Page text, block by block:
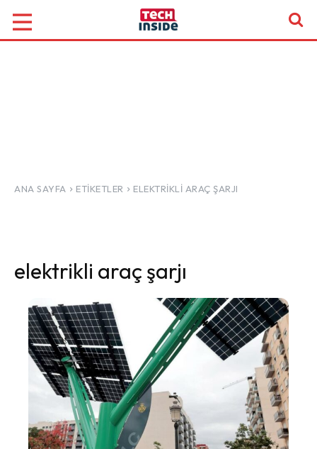
ANA SAYFA ETIKETLER ELEKTRIKLI ARAÇ ŞARJI
elektrikli araç şarjı